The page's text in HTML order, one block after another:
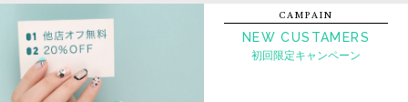
CAMPAIN
NEW CUSTAMERS
初回限定キャンペーン